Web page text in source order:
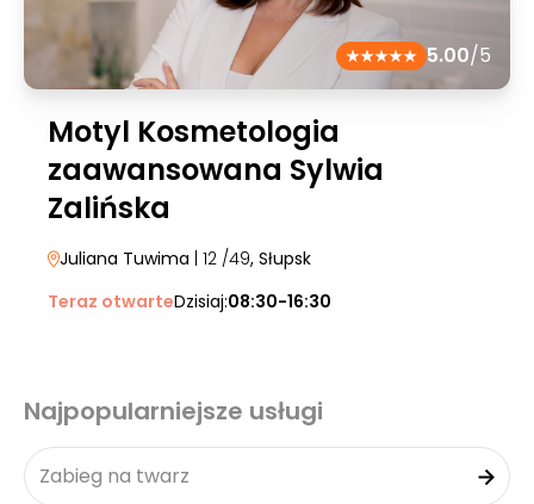
5.00/5
Motyl Kosmetologia
zaawansowana Sylwia
Zalińska
Juliana Tuwima | 12 /49, Słupsk
Teraz otwarteDzisiaj:08:30-16:30
Najpopularniejsze usługi
Zabieg na twarz